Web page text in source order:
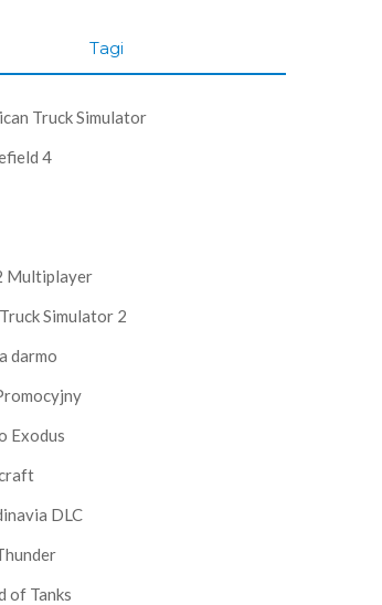
Tagi
Truck Simulator
4
Multiplayer
Simulator 2
darmo
Exodus
DLC
of Tanks